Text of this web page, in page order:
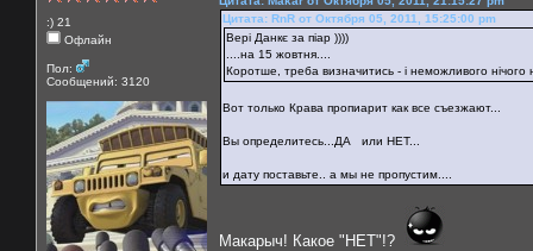
:) 21
Офлайн
Пол:
Сообщений: 3120
Цитата: RnR от Октября 05, 2011, 15:25:00 pm
Вері Данкє за піар ))))
....на 15 жовтня....
Коротше, треба визначитись - і неможливого нічого
Вот только Крава пропиарит как все съезжают...
Вы определитесь...ДА или НЕТ...
и дату поставьте.. а мы не пропустим....
Макарыч! Какое "НЕТ"!?